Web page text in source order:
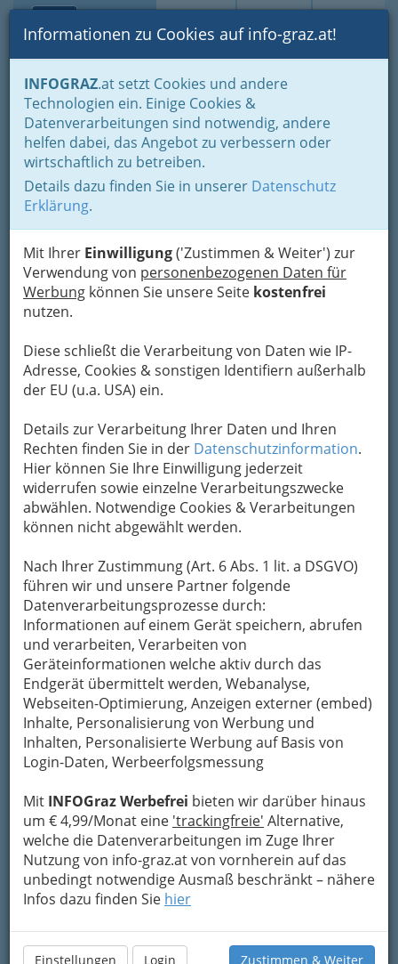
Suche Login Toggle
Informationen zu Cookies auf info-graz.at!
INFOGRAZ.at setzt Cookies und andere
Technologien ein. Einige Cookies &
Datenverarbeitungen sind notwendig, andere
helfen dabei, das Angebot zu verbessern oder
wirtschaftlich zu betreiben.
Details dazu finden Sie in unserer Datenschutz
Erklärung.
Mit Ihrer Einwilligung('Zustimmen & Weiter') zur
Verwendung von personenbezogenen Daten für
Werbung können Sie unsere Seite kostenfrei
nutzen.
Diese schließt die Verarbeitung von Daten wie IP-
Adresse, Cookies & sonstigen Identifiern außerhalb
der EU (u.a. USA) ein.
Details zur Verarbeitung Ihrer Daten und Ihren
Rechten finden Sie in der Datenschutzinformation.
Hier können Sie Ihre Einwilligung jederzeit
widerrufen sowie einzelne Verarbeitungszwecke
abwählen. Notwendige Cookies & Verarbeitungen
können nicht abgewählt werden.
Nach Ihrer Zustimmung (Art. 6 Abs. 1 lit. a DSGVO)
führen wir und unsere Partner folgende
Datenverarbeitungsprozesse durch:
Informationen auf einem Gerät speichern, abrufen
und verarbeiten, Verarbeiten von
Geräteinformationen welche aktiv durch das
Endgerät übermittelt werden, Webanalyse,
Webseiten-Optimierung, Anzeigen externer (embed)
Inhalte, Personalisierung von Werbung und
Inhalten, Personalisierte Werbung auf Basis von
Login-Daten, Werbeerfolgsmessung
Mit INFOGraz Werbefrei bieten wir darüber hinaus
um € 4,99/Monat eine 'trackingfreie' Alternative,
welche die Datenverarbeitungen im Zuge Ihrer
Nutzung von info-graz.at von vornherein auf das
unbedingt notwendige Ausmaß beschränkt – nähere
Infos dazu finden Sie hier
Einstellungen Login Zustimmen & Weiter
Home Branchen
Gesundheit und Soziales
Fachärzte und Fachärztinnen
Radiologie
Dr. Michael Gölles - Facharzt
für Radiologie
Grottenhofstraße 94, 8052 Graz
+43 316 251 500
+43 316 251 500 55
Karte
Karte anzeigen
Kontaktaufnahme
Um die Info-Graz Firmenvor Spam-Mails zu
bewahren, verwenden wir an dieser Stelle zur
Übermittlung Ihrer Nachricht ein sicheres
Formular. Ihre Nachricht wird nach dem
Absenden umgehend per Mail an das
Unternehmen Dr. Michael Gölles - Facharzt für
Mein Name
Meine Email Adresse
Mein Betreff